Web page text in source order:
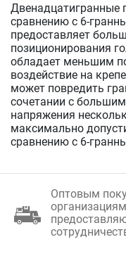
Двенадцатигранные
сравнению с 6-
предоставляет
позиционирования
обладает меньшим
воздействие на
может повредить
сочетании с
напряжения
максимально
сравнению с 6-
Оптовым